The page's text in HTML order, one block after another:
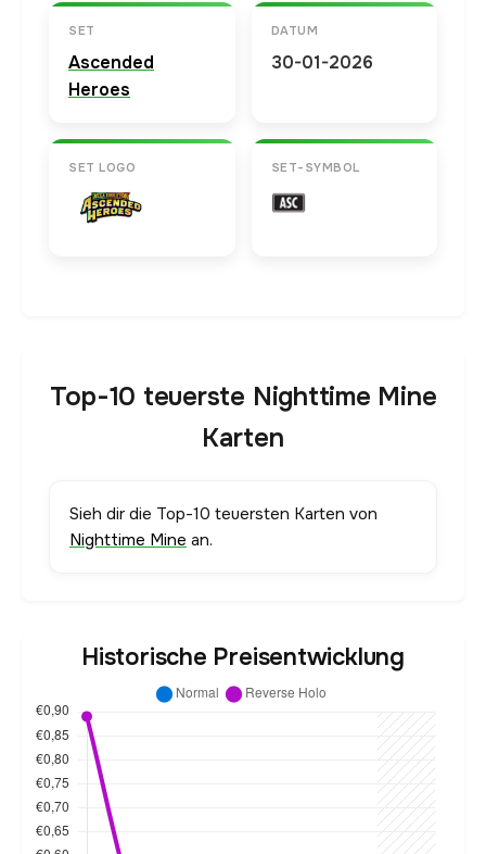
SET
Ascended
Heroes
DATUM
30-01-2026
SET LOGO SET-SYMBOL
Top-10 teuerste Nighttime Mine
Karten
Sieh dir die Top-10 teuersten Karten von
Nighttime Mine an.
Historische Preisentwicklung